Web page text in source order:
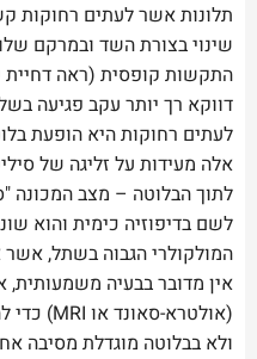
תלונות אשר לעתים רחוקות
שינוי בצורת השד ובמרקם
התקשות קופסית (ראה דחיית
דווקא רך יותר עקב פגיעה
לעתים רחוקות היא הופעת
אלה מעידות על זליגה של
לתוך הבלוטה – מצב המכונה
לשם בדיפוזיה כימית והוא
המולקולרי הגבוה בשתל, אשר
אין מדובר בבעיה
(אולטרא-סאונד או MRI) כדי
ולא בבלוטה מוגדלת מסיבה